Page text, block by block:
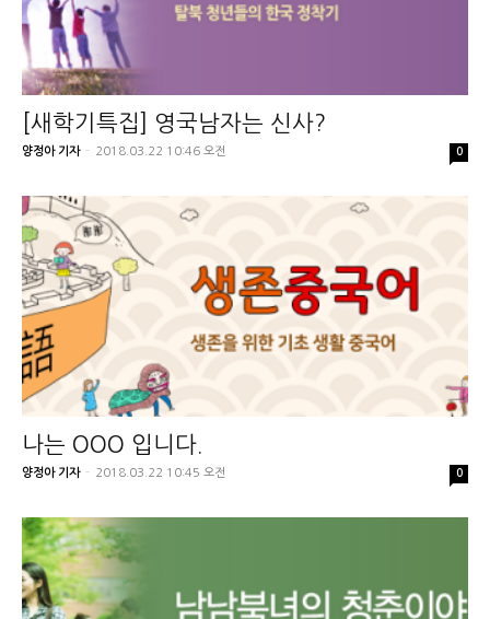
[새학기특집] 영국남자는 신사?
양정아 기자 - 2018.03.22 10:46 오전 0
나는 OOO 입니다.
양정아 기자 - 2018.03.22 10:45 오전 0